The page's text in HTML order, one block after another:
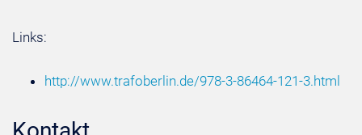
Links:
http://www.trafoberlin.de/978-3-86464-121-3.html